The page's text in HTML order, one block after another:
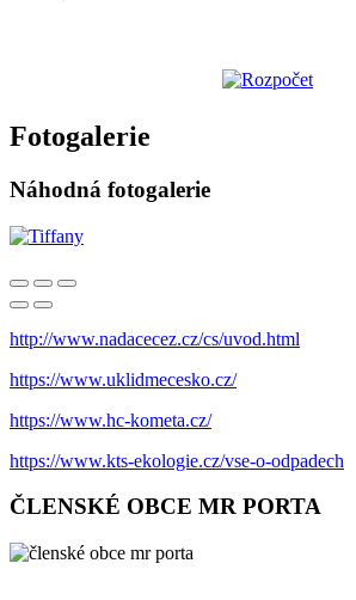
Fotogalerie
Náhodná fotogalerie
http://www.nadacecez.cz/cs/uvod.html
https://www.uklidmecesko.cz/
https://www.hc-kometa.cz/
https://www.kts-ekologie.cz/vse-o-odpadech
ČLENSKÉ OBCE MR PORTA